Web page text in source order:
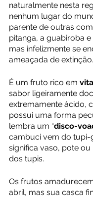
naturalmente nesta
nenhum lugar do
parente de outras
pitanga, a guabiroba
mas infelizmente se
ameaçada de extinção.
É um fruto rico em
sabor ligeiramente
extremamente ácido,
possui uma forma
lembra um “disco-
cambuci vem do tupi-
significa vaso, pote ou
dos tupis.
Os frutos
abril, mas sua casca